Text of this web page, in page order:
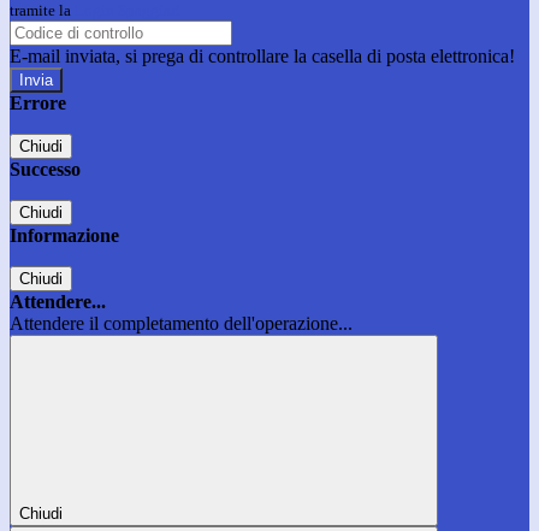
tramite la
E-mail inviata, si prega di controllare la casella di posta elettronica!
Errore
Chiudi
Successo
Chiudi
Informazione
Chiudi
Attendere...
Attendere il completamento dell'operazione...
Chiudi